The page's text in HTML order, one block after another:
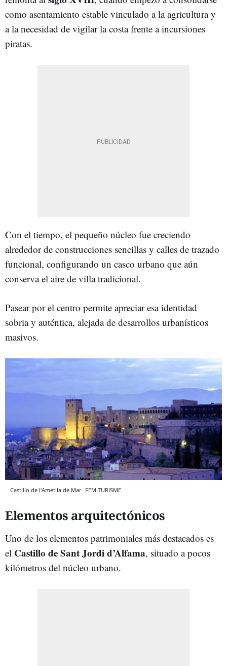
como asentamiento estable vinculado a la agricultura y
a la necesidad de vigilar la costa frente a incursiones
piratas.
Con el tiempo, el pequeño núcleo fue creciendo
alrededor de construcciones sencillas y calles de trazado
funcional, configurando un casco urbano que aún
conserva el aire de villa tradicional.
Pasear por el centro permite apreciar esa identidad
sobria y auténtica, alejada de desarrollos urbanísticos
masivos.
Castillo de l'Ametlla de Mar FEM TURISME
Elementos arquitectónicos
Uno de los elementos patrimoniales más destacados es
el Castillo de Sant Jordi d’Alfama, situado a pocos
kilómetros del núcleo urbano.